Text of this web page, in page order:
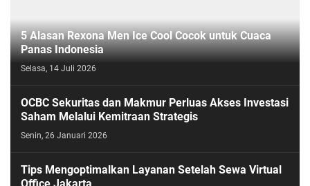
5 Alasan Rexona Men Ice Cool Cocok untuk Cuaca
Panas Indonesia
Selasa, 14 Juli 2026
OCBC Sekuritas dan Makmur Perluas Akses Investasi
Saham Melalui Kemitraan Strategis
Senin, 26 Januari 2026
Tips Mengoptimalkan Layanan Setelah Sewa Virtual
Office Jakarta